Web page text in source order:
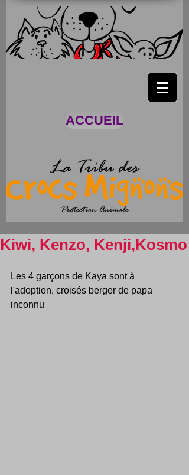
ACCUEIL
Kiwi, Kenzo, Kenji,Kosmo
Les 4 garçons de Kaya sont à
l'adoption, croisés berger de papa
inconnu